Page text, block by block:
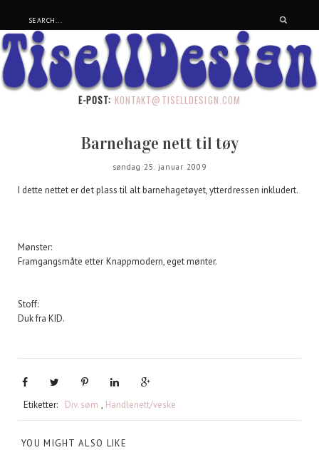
E-POST: KONTAKT@TISELLDESIGN.COM
Barnehage nett til tøy
søndag 25. januar 2009
I dette nettet er det plass til alt barnehagetøyet, ytterdressen inkludert.
Mønster:
Framgangsmåte etter Knappmodern, eget mønter.
Stoff:
Duk fra KID.
Etiketter: Div. søm , Handlenett/veske
YOU MIGHT ALSO LIKE